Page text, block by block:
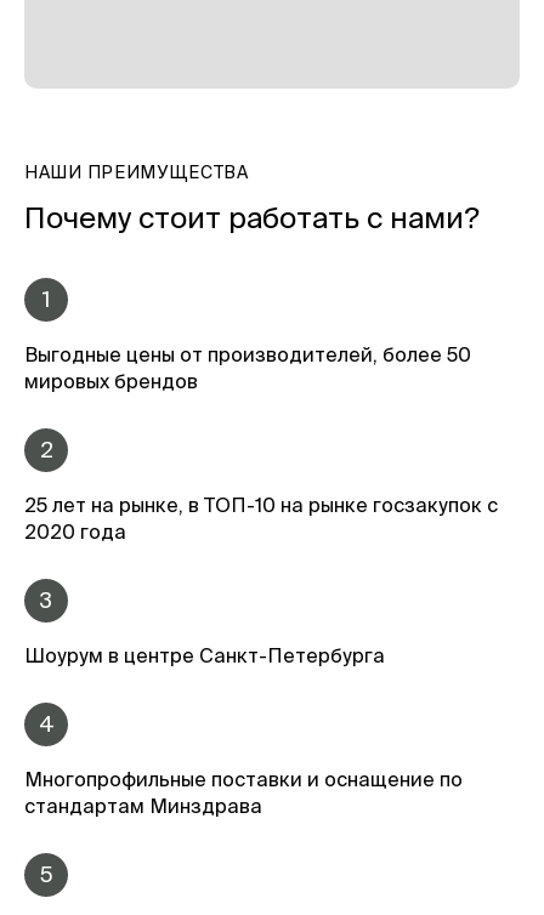
НАШИ ПРЕИМУЩЕСТВА
Почему стоит работать с нами?
1
Выгодные цены от производителей, более 50
мировых брендов
2
25 лет на рынке, в ТОП-10 на рынке госзакупок с
2020 года
3
Шоурум в центре Санкт-Петербурга
4
Многопрофильные поставки и оснащение по
стандартам Минздрава
5